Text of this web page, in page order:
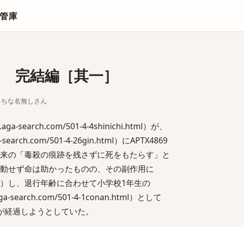
庫
結編［其一］
な名無しさん
search.com/501-4-4shinichi.html）が、
501-4-26gin.html）にAPTX4869
の「毒殺の痕跡を残さずに死をもたらす」と
せず命は助かったものの、その副作用に
し、退行年齢に合わせて小学校1年生の
search.com/501-4-1conan.html）として
過しようとしていた。